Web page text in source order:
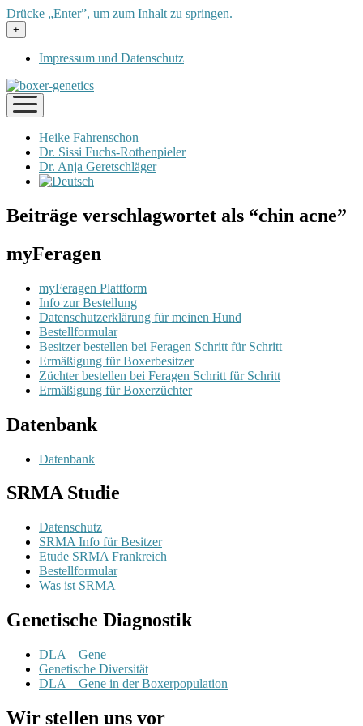
Drücke „Enter”, um zum Inhalt zu springen.
Menü
öffnen
+
Impressum und Datenschutz
Menü
öffnen
Heike Fahrenschon
Dr. Sissi Fuchs-Rothenpieler
Dr. Anja Geretschläger
Beiträge verschlagwortet als “chin acne”
myFeragen
myFeragen Plattform
Info zur Bestellung
Datenschutzerklärung für meinen Hund
Bestellformular
Besitzer bestellen bei Feragen Schritt für Schritt
Ermäßigung für Boxerbesitzer
Züchter bestellen bei Feragen Schritt für Schritt
Ermäßigung für Boxerzüchter
Datenbank
Datenbank
SRMA Studie
Datenschutz
SRMA Info für Besitzer
Etude SRMA Frankreich
Bestellformular
Was ist SRMA
Genetische Diagnostik
DLA – Gene
Genetische Diversität
DLA – Gene in der Boxerpopulation
Wir stellen uns vor